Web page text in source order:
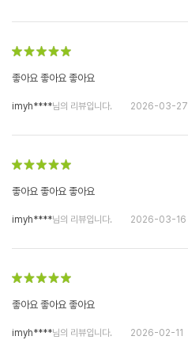
좋아요 좋아요 좋아요
imyh****님의 리뷰입니다. 2026-03-27
좋아요 좋아요 좋아요
imyh****님의 리뷰입니다. 2026-03-16
좋아요 좋아요 좋아요
imyh****님의 리뷰입니다. 2026-02-11